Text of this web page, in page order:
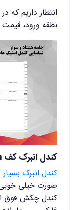
انتظار داریم
نطقه ورود،
کندل انبرک کف Tweezer Bottom
کندل انبرک
کندل چکش فوق